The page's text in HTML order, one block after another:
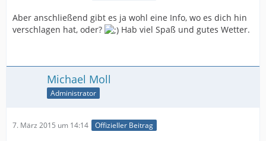
Aber anschließend gibt es ja wohl eine Info, wo es dich hin
verschlagen hat, oder?
Hab viel Spaß und gutes Wetter.
Michael Moll
Administrator
7. März 2015 um 14:14 Offizieller Beitrag